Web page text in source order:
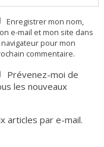
Enregistrer mon nom,
e-mail et mon site dans
pour mon
commentaire.
Prévenez-moi de
les nouveaux
articles par e-mail.